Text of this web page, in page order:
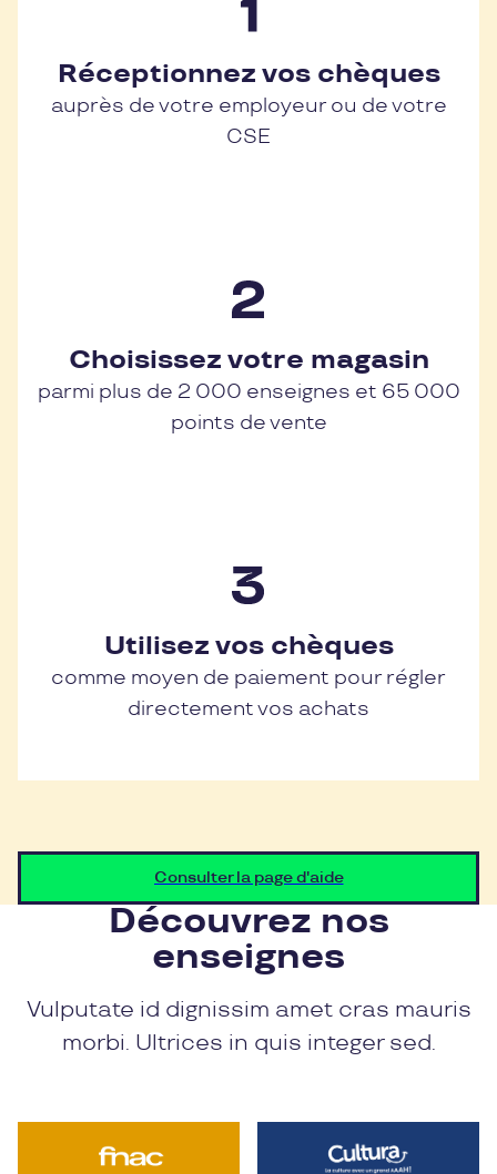
Réceptionnez vos chèques
auprès de votre employeur ou de votre
CSE
Choisissez votre magasin
parmi plus de 2 000 enseignes et 65 000
points de vente
Utilisez vos chèques
comme moyen de paiement pour régler
directement vos achats
Consulter la page d'aide
Découvrez nos
enseignes
Vulputate id dignissim amet cras mauris
morbi. Ultrices in quis integer sed.